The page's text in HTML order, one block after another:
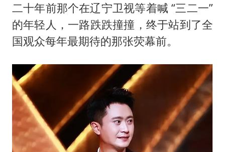
二十年前那个在辽宁卫视等着喊 “三二一”
的年轻人，一路跌跌撞撞，终于站到了全
国观众每年最期待的那张荧幕前。